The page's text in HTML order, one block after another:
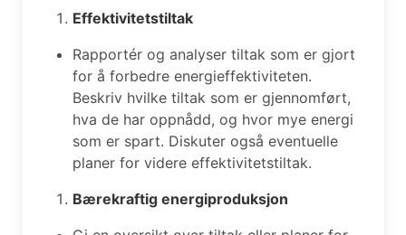
Effektivitetstiltak
Rapportér og analyser tiltak som er gjort
for å forbedre energieffektiviteten.
Beskriv hvilke tiltak som er gjennomført,
hva de har oppnådd, og hvor mye energi
som er spart. Diskuter også eventuelle
planer for videre effektivitetstiltak.
Bærekraftig energiproduksjon